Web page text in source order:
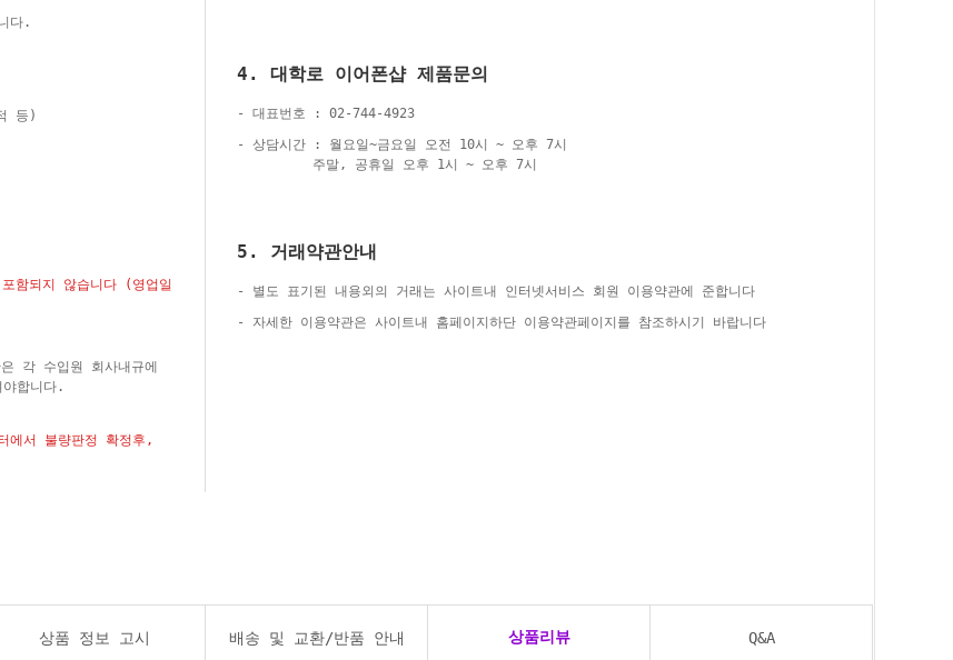
다.
등)
함되지 않습니다 (영업일
각 수입원 회사내규에
합니다.
에서 불량판정 확정후,
4. 대학로 이어폰샵 제품문의
- 대표번호 : 02-744-4923
- 상담시간 : 월요일~금요일 오전 10시 ~ 오후 7시
주말, 공휴일 오후 1시 ~ 오후 7시
5. 거래약관안내
- 별도 표기된 내용외의 거래는 사이트내 인터넷서비스 회원 이용약관에 준합니다
- 자세한 이용약관은 사이트내 홈페이지하단 이용약관페이지를 참조하시기 바랍니다
상품 정보 고시 배송 및 교환/반품 안내 상품리뷰 Q&A